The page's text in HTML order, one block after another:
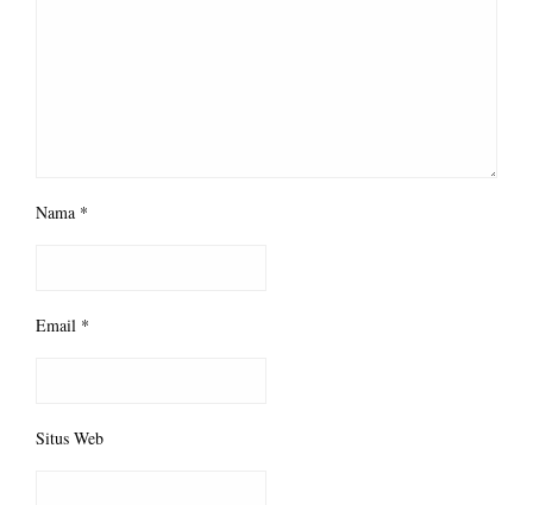
Nama *
Email *
Situs Web